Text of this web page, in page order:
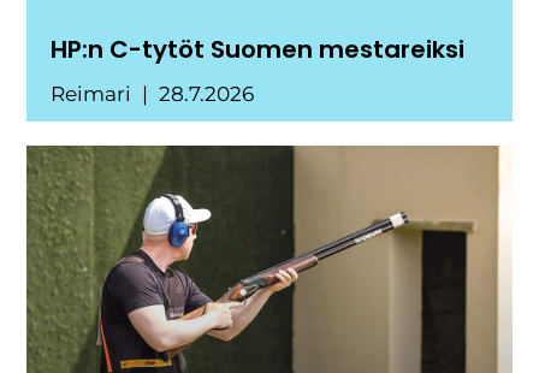
HP:n C-tytöt Suomen mestareiksi
Reimari 28.7.2026